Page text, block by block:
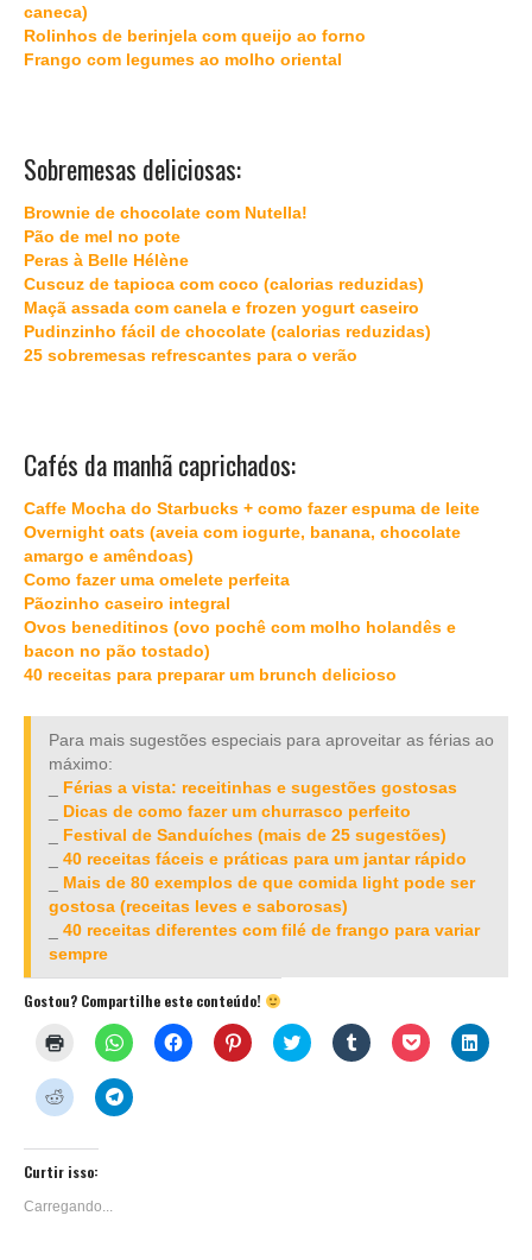
caneca)
Rolinhos de berinjela com queijo ao forno
Frango com legumes ao molho oriental
Sobremesas deliciosas:
Brownie de chocolate com Nutella!
Pão de mel no pote
Peras à Belle Hélène
Cuscuz de tapioca com coco (calorias reduzidas)
Maçã assada com canela e frozen yogurt caseiro
Pudinzinho fácil de chocolate (calorias reduzidas)
25 sobremesas refrescantes para o verão
Cafés da manhã caprichados:
Caffe Mocha do Starbucks + como fazer espuma de leite
Overnight oats (aveia com iogurte, banana, chocolate
amargo e amêndoas)
Como fazer uma omelete perfeita
Pãozinho caseiro integral
Ovos beneditinos (ovo pochê com molho holandês e
bacon no pão tostado)
40 receitas para preparar um brunch delicioso
Para mais sugestões especiais para aproveitar as férias ao
máximo:
Férias a vista: receitinhas e sugestões gostosas
Dicas de como fazer um churrasco perfeito
Festival de Sanduíches (mais de 25 sugestões)
40 receitas fáceis e práticas para um jantar rápido
Mais de 80 exemplos de que comida light pode ser
gostosa (receitas leves e saborosas)
40 receitas diferentes com filé de frango para variar
sempre
Gostou? Compartilhe este conteúdo!
Clique
para
em
nova
janela)
Clique
para
no
WhatsApp(abre
em
Clique
para
Clique
para
Clique
para
Clique
para
Clique
para
Clique
para
Clique
para
Reddit(abre
em
janela)
Clique
para
Curtir isso:
Carregando...